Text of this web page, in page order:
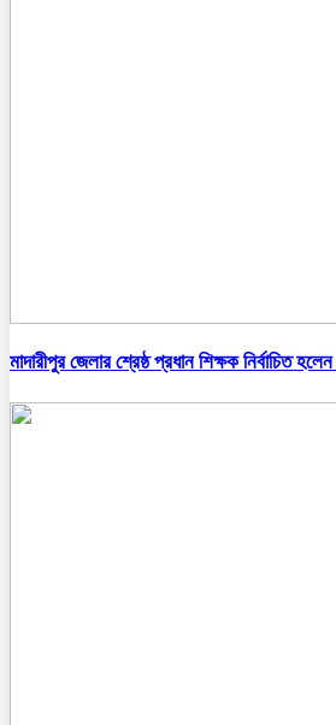
মাদারীপুর জেলার শ্রেষ্ঠ প্রধান শিক্ষক নির্বাচিত